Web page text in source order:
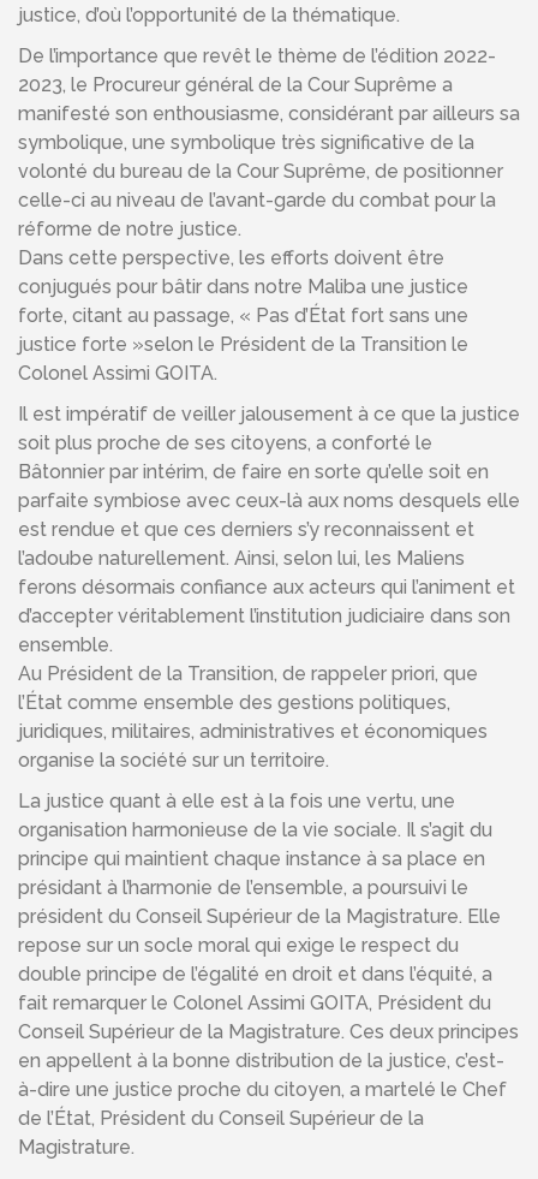
justice, d’où l’opportunité de la thématique.
De l’importance que revêt le thème de l’édition 2022-
2023, le Procureur général de la Cour Suprême a
manifesté son enthousiasme, considérant par ailleurs sa
symbolique, une symbolique très significative de la
volonté du bureau de la Cour Suprême, de positionner
celle-ci au niveau de l’avant-garde du combat pour la
réforme de notre justice.
Dans cette perspective, les efforts doivent être
conjugués pour bâtir dans notre Maliba une justice
forte, citant au passage, « Pas d’État fort sans une
justice forte »selon le Président de la Transition le
Colonel Assimi GOITA.
Il est impératif de veiller jalousement à ce que la justice
soit plus proche de ses citoyens, a conforté le
Bâtonnier par intérim, de faire en sorte qu’elle soit en
parfaite symbiose avec ceux-là aux noms desquels elle
est rendue et que ces derniers s’y reconnaissent et
l’adoube naturellement. Ainsi, selon lui, les Maliens
ferons désormais confiance aux acteurs qui l’animent et
d’accepter véritablement l’institution judiciaire dans son
ensemble.
Au Président de la Transition, de rappeler priori, que
l’État comme ensemble des gestions politiques,
juridiques, militaires, administratives et économiques
organise la société sur un territoire.
La justice quant à elle est à la fois une vertu, une
organisation harmonieuse de la vie sociale. Il s’agit du
principe qui maintient chaque instance à sa place en
présidant à l’harmonie de l’ensemble, a poursuivi le
président du Conseil Supérieur de la Magistrature. Elle
repose sur un socle moral qui exige le respect du
double principe de l’égalité en droit et dans l’équité, a
fait remarquer le Colonel Assimi GOITA, Président du
Conseil Supérieur de la Magistrature. Ces deux principes
en appellent à la bonne distribution de la justice, c’est-
à-dire une justice proche du citoyen, a martelé le Chef
de l’État, Président du Conseil Supérieur de la
Magistrature.